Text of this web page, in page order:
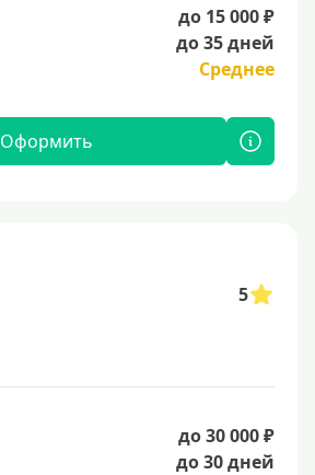
до 15 000 ₽
до 35 дней
Среднее
Оформить
5
до 30 000 ₽
до 30 дней